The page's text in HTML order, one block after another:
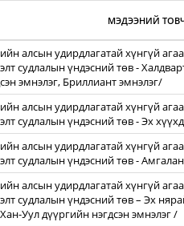
МЭДЭЭНИЙ
алсын удирдлагатай хүнгүй
судлалын үндэсний төв -
эмнэлэг, Бриллиант эмнэлэг/
алсын удирдлагатай хүнгүй
судлалын үндэсний төв - Эх
алсын удирдлагатай хүнгүй
судлалын үндэсний төв -
алсын удирдлагатай хүнгүй
судлалын үндэсний төв – Эх
Уул дүүргийн нэгдсэн эмнэлэг /